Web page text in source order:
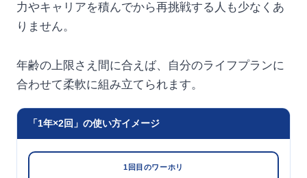
力やキャリアを積んでから再挑戦する人も少なくあ
りません。
年齢の上限さえ間に合えば、自分のライフプランに
合わせて柔軟に組み立てられます。
「1年×2回」の使い方イメージ
1回目のワーホリ